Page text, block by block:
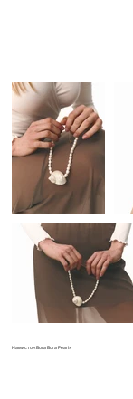
Намисто «Bora Bora Pearl»